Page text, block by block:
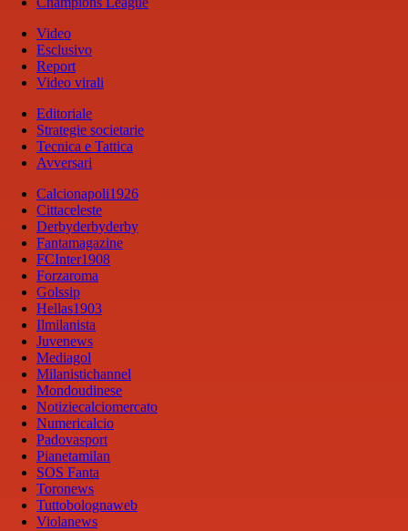
Video
Esclusivo
Report
Video virali
Editoriale
Strategie societarie
Tecnica e Tattica
Avversari
Calcionapoli1926
Cittaceleste
Derbyderbyderby
Fantamagazine
FCInter1908
Forzaroma
Golssip
Hellas1903
Ilmilanista
Juvenews
Mediagol
Milanistichannel
Mondoudinese
Notiziecalciomercato
Numericalcio
Padovasport
Pianetamilan
SOS Fanta
Toronews
Tuttobolognaweb
Violanews